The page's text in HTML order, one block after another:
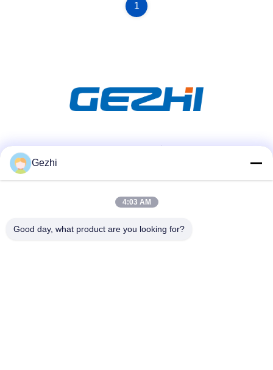
1
迅速な連絡
テレ
Gezhi
4:03 AM
Good day, what product are you looking for?